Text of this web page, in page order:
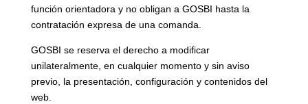
función orientadora y no obligan a GOSBI hasta la
contratación expresa de una comanda.
GOSBI se reserva el derecho a modificar
unilateralmente, en cualquier momento y sin aviso
previo, la presentación, configuración y contenidos del
web.